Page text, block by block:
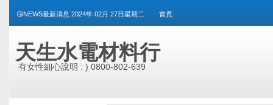
😘NEWS最新消息 2024年 02月 27日星期二 首頁
天生水電材料行
有女性細心說明 : ) 0800-802-639